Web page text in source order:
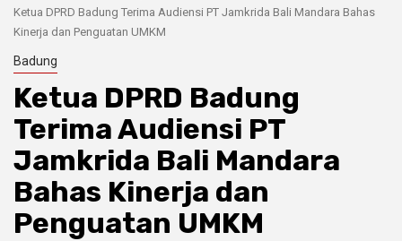
Ketua DPRD Badung Terima Audiensi PT Jamkrida Bali Mandara Bahas
Kinerja dan Penguatan UMKM
Badung
Ketua DPRD Badung
Terima Audiensi PT
Jamkrida Bali Mandara
Bahas Kinerja dan
Penguatan UMKM